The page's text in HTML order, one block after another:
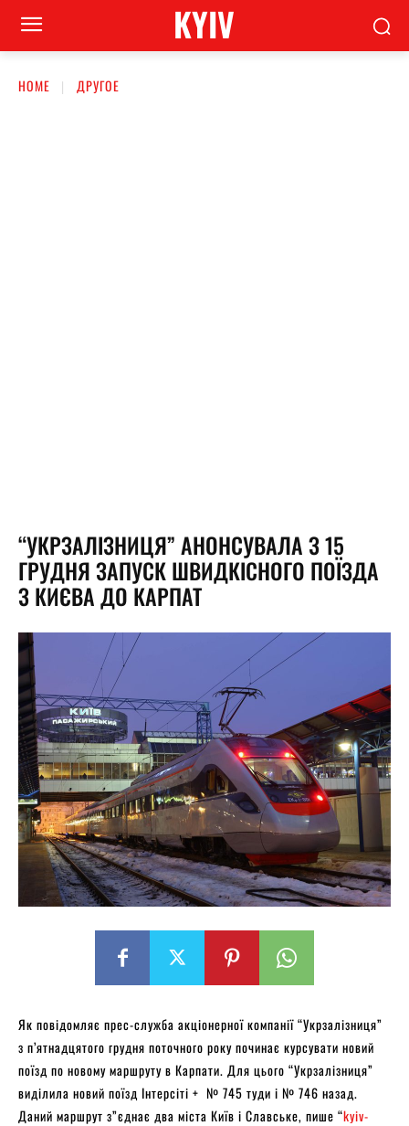
KYIV
HOME ДРУГОЕ
“УКРЗАЛІЗНИЦЯ” АНОНСУВАЛА З 15
ГРУДНЯ ЗАПУСК ШВИДКІСНОГО ПОЇЗДА
З КИЄВА ДО КАРПАТ
Як повідомляє прес-служба акціонерної компанії “Укрзалізниця”
з п’ятнадцятого грудня поточного року починає курсувати новий
поїзд по новому маршруту в Карпати. Для цього “Укрзалізниця”
виділила новий поїзд Інтерсіті + № 745 туди і № 746 назад.
Даний маршрут з”єднає два міста Київ і Славське, пише “kyiv-